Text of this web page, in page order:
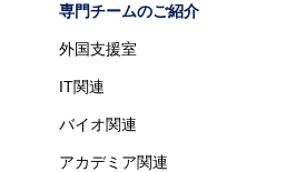
専門チームのご紹介
外国支援室
IT関連
バイオ関連
アカデミア関連